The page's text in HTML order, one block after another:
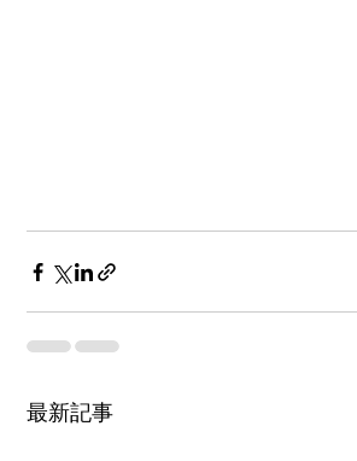
最新記事